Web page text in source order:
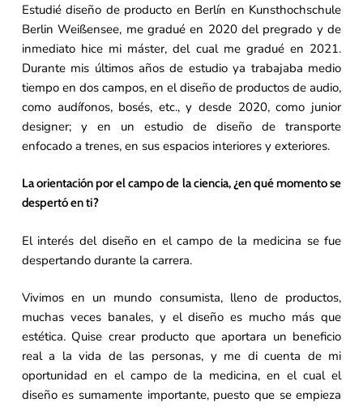
Estudié diseño de producto en Berlín en Kunsthochschule
Berlin Weißensee, me gradué en 2020 del pregrado y de
inmediato hice mi máster, del cual me gradué en 2021.
Durante mis últimos años de estudio ya trabajaba medio
tiempo en dos campos, en el diseño de productos de audio,
como audífonos, bosés, etc., y desde 2020, como junior
designer; y en un estudio de diseño de transporte
enfocado a trenes, en sus espacios interiores y exteriores.
La orientación por el campo de la ciencia, ¿en qué momento se
despertó en ti?
El interés del diseño en el campo de la medicina se fue
despertando durante la carrera.
Vivimos en un mundo consumista, lleno de productos,
muchas veces banales, y el diseño es mucho más que
estética. Quise crear producto que aportara un beneficio
real a la vida de las personas, y me di cuenta de mi
oportunidad en el campo de la medicina, en el cual el
diseño es sumamente importante, puesto que se empieza